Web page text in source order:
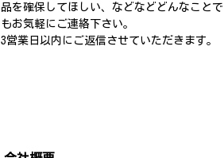
品を確保してほしい、などなどどんなことで
もお気軽にご連絡下さい。
3営業日以内にご返信させていただきます。